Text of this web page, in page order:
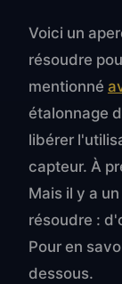
Voici un
résoudre
mentionné
étalonnage
libérer
capteur. À
Mais il y a
résoudre :
Pour en
dessous.